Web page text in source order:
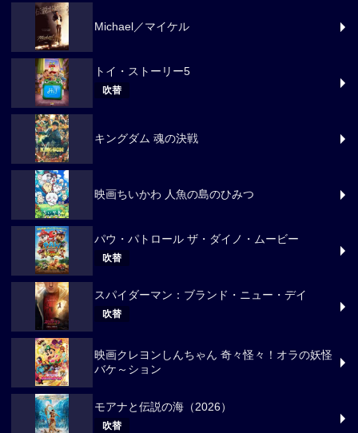
Michael／マイケル
トイ・ストーリー5
吹替
キングダム 魂の決戦
映画ちいかわ 人魚の島のひみつ
パウ・パトロール ザ・ダイノ・ムービー
吹替
スパイダーマン：ブランド・ニュー・デイ
吹替
映画クレヨンしんちゃん 奇々怪々！オラの妖怪
バケ～ション
モアナと伝説の海（2026）
吹替